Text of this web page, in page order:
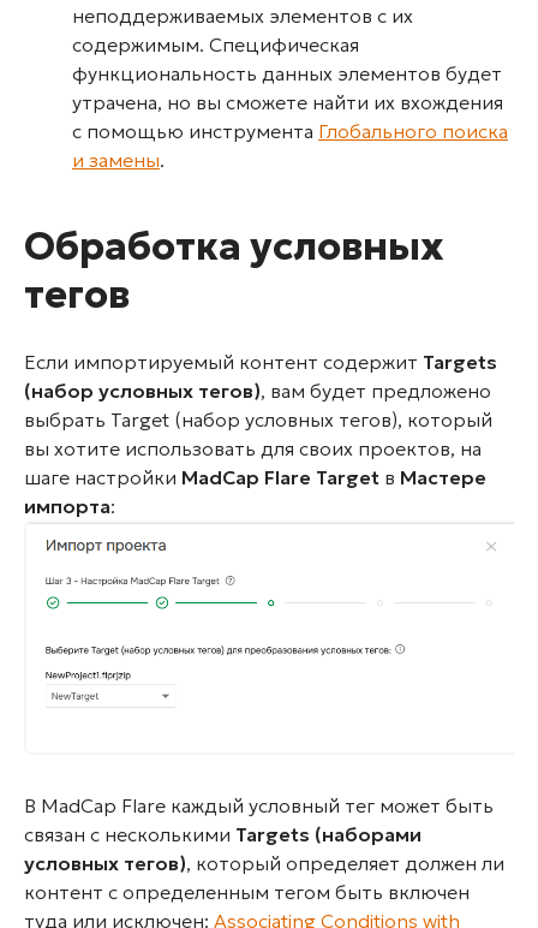
неподдерживаемых элементов с их
содержимым. Специфическая
функциональность данных элементов будет
утрачена, но вы сможете найти их вхождения
с помощью инструмента Глобального поиска
и замены.
Обработка условных
тегов
Если импортируемый контент содержит Targets
(набор условных тегов), вам будет предложено
выбрать Target (набор условных тегов), который
вы хотите использовать для своих проектов, на
шаге настройки MadCap Flare Target в Мастере
импорта:
В MadCap Flare каждый условный тег может быть
связан с несколькими Targets (наборами
условных тегов), который определяет должен ли
контент с определенным тегом быть включен
туда или исключен: Associating Conditions with